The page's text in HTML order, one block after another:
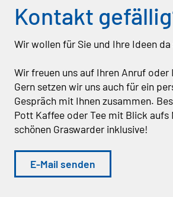
Kontakt
Wir wollen für Sie und Ihre Ideen da
Wir freuen uns auf Ihren Anruf oder
Gern setzen wir uns auch für ein
Gespräch mit Ihnen zusammen.
Pott Kaffee oder Tee mit Blick aufs
schönen Graswarder inklusive!
E-Mail senden